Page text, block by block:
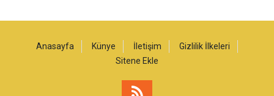
Anasayfa Künye İletişim
Gizlilik İlkeleri
Sitene Ekle